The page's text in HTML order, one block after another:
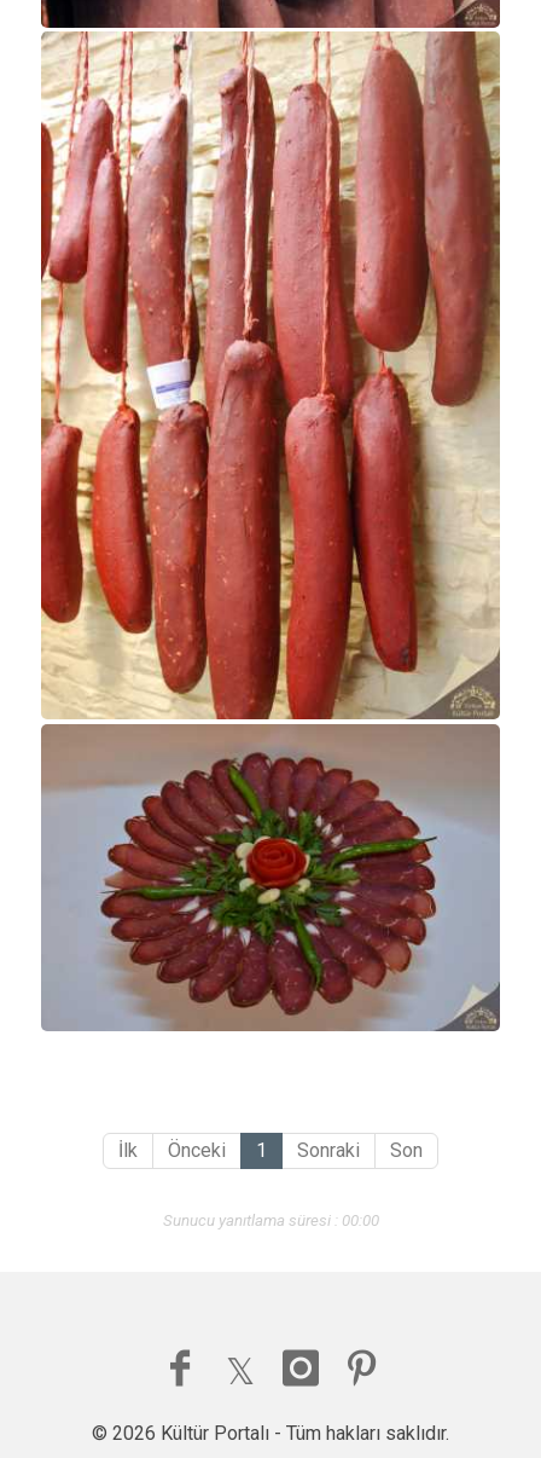
İlk Önceki 1 Sonraki Son
Sunucu yanıtlama süresi : 00:00
© 2026 Kültür Portalı - Tüm hakları saklıdır.